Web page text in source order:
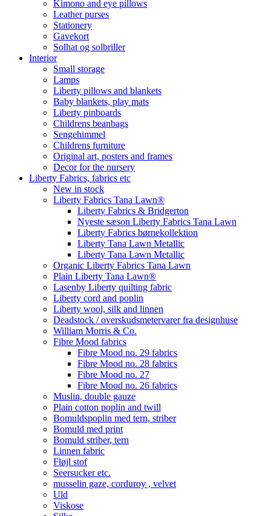
Kimono and eye pillows
Leather purses
Stationery
Gavekort
Solhat og solbriller
Interior
Small storage
Lamps
Liberty pillows and blankets
Baby blankets, play mats
Liberty pinboards
Childrens beanbags
Sengehimmel
Childrens furniture
Original art, posters and frames
Decor for the nursery
Liberty Fabrics, fabrics etc
New in stock
Liberty Fabrics Tana Lawn®
Liberty Fabrics & Bridgerton
Nyeste sæson Liberty Fabrics Tana Lawn
Liberty Fabrics børnekollektion
Liberty Tana Lawn Metallic
Liberty Tana Lawn Metallic
Organic Liberty Fabrics Tana Lawn
Plain Liberty Tana Lawn®
Lasenby Liberty quilting fabric
Liberty cord and poplin
Liberty wool, silk and linnen
Deadstock / overskudsmetervarer fra designhuse
William Morris & Co.
Fibre Mood fabrics
Fibre Mood no. 29 fabrics
Fibre Mood no. 28 fabrics
Fibre Mood no. 27
Fibre Mood no. 26 fabrics
Muslin, double gauze
Plain cotton poplin and twill
Bomuldspoplin med tern, striber
Bomuld med print
Bomuld striber, tern
Linnen fabric
Fløjl stof
Seersucker etc.
musselin gaze, corduroy , velvet
Uld
Viskose